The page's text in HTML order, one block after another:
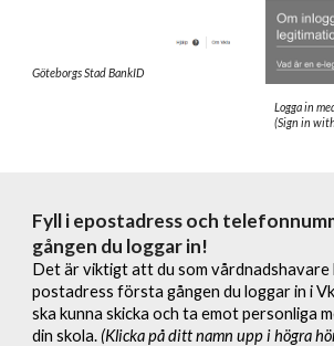
Göteborgs Stad BankID
Logga in
(Sign in
Fyll i epostadress och
gången du loggar in!
Det är viktigt att du som vårdnadshavare
postadress första gången du loggar in i
ska kunna skicka och ta emot personliga
din skola. (Klicka på ditt namn upp i högra